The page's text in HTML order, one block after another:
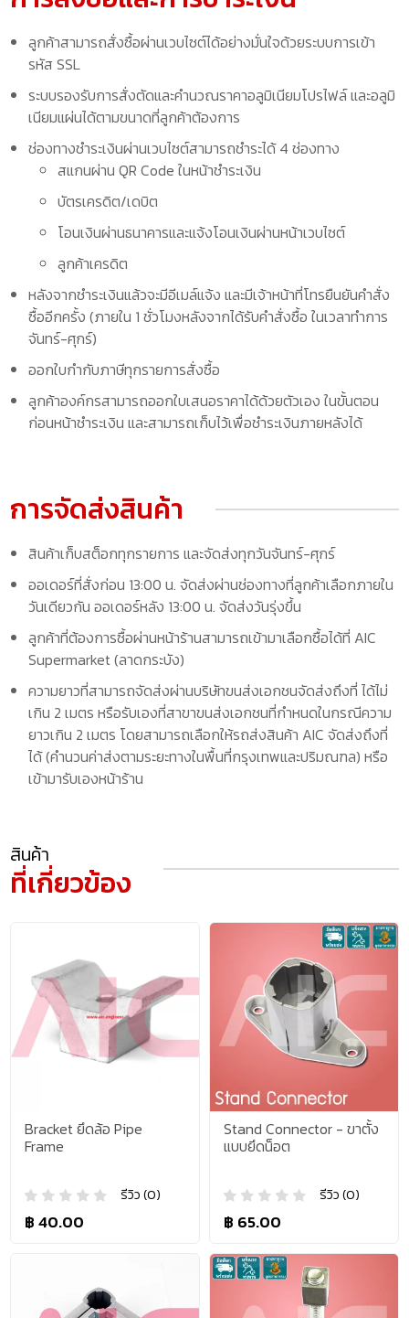
ลูกค้าสามารถสั่งซื้อผ่านเวบไซต์ได้อย่างมั่นใจด้วยระบบการเข้า
รหัส SSL
ระบบรองรับการสั่งตัดและคำนวณราคาอลูมิเนียมโปรไฟล์ และอลูมิ
เนียมแผ่นได้ตามขนาดที่ลูกค้าต้องการ
ช่องทางชำระเงินผ่านเวบไซต์สามารถชำระได้ 4 ช่องทาง
สแกนผ่าน QR Code ในหน้าชำระเงิน
บัตรเครดิต/เดบิต
โอนเงินผ่านธนาคารและแจ้งโอนเงินผ่านหน้าเวบไซต์
ลูกค้าเครดิต
หลังจากชำระเงินแล้วจะมีอีเมล์แจ้ง และมีเจ้าหน้าที่โทรยืนยันคำสั่ง
ซื้ออีกครั้ง (ภายใน 1 ชั่วโมงหลังจากได้รับคำสั่งซื้อ ในเวลาทำการ
จันทร์-ศุกร์)
ออกใบกำกับภาษีทุกรายการสั่งซื้อ
ลูกค้าองค์กรสามารถออกใบเสนอราคาได้ด้วยตัวเอง ในขั้นตอน
ก่อนหน้าชำระเงิน และสามารถเก็บไว้เพื่อชำระเงินภายหลังได้
การจัดส่งสินค้า
สินค้าเก็บสต็อกทุกรายการ และจัดส่งทุกวันจันทร์-ศุกร์
ออเดอร์ที่สั่งก่อน 13:00 น. จัดส่งผ่านช่องทางที่ลูกค้าเลือกภายใน
วันเดียวกัน ออเดอร์หลัง 13:00 น. จัดส่งวันรุ่งขึ้น
ลูกค้าที่ต้องการซื้อผ่านหน้าร้านสามารถเข้ามาเลือกซื้อได้ที่ AIC
Supermarket (ลาดกระบัง)
ความยาวที่สามารถจัดส่งผ่านบริษัทขนส่งเอกชนจัดส่งถึงที่ ได้ไม่
เกิน 2 เมตร หรือรับเองที่สาขาขนส่งเอกชนที่กำหนดในกรณีความ
ยาวเกิน 2 เมตร โดยสามารถเลือกให้รถส่งสินค้า AIC จัดส่งถึงที่
ได้ (คำนวนค่าส่งตามระยะทางในพื้นที่กรุงเทพและปริมณฑล) หรือ
เข้ามารับเองหน้าร้าน
สินค้า
ที่เกี่ยวข้อง
Bracket ยึดล้อ Pipe
Frame
รีวิว (0)
฿ 40.00
Stand Connector - ขาตั้ง
แบบยึดน็อต
รีวิว (0)
฿ 65.00